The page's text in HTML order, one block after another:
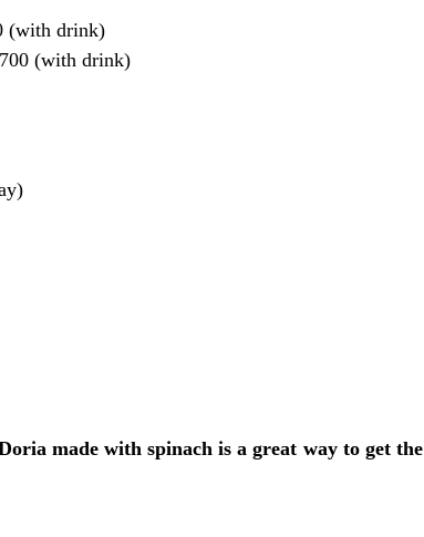
(with drink)
(with drink)
made with spinach is a great way to get the